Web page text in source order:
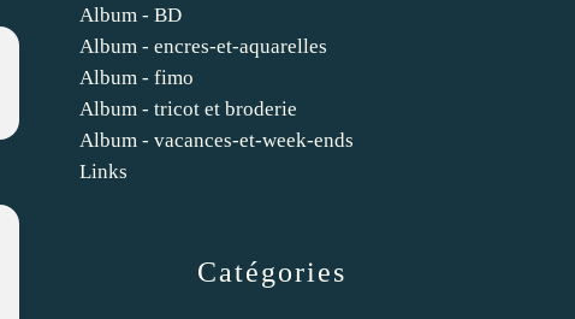
Catégories
Album - BD
Album - encres-et-aquarelles
Album - fimo
Album - tricot et broderie
Album - vacances-et-week-ends
Links